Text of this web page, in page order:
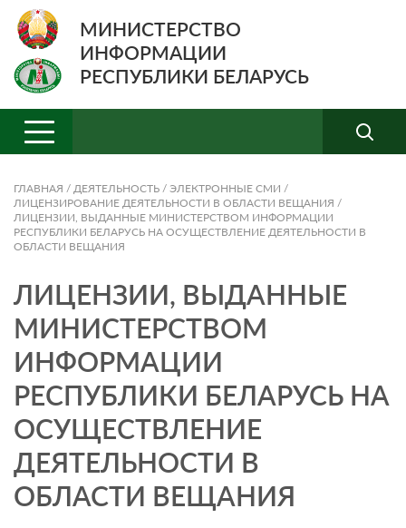
МИНИСТЕРСТВО
ИНФОРМАЦИИ
РЕСПУБЛИКИ БЕЛАРУСЬ
ГЛАВНАЯ / ДЕЯТЕЛЬНОСТЬ / ЭЛЕКТРОННЫЕ СМИ /
ЛИЦЕНЗИРОВАНИЕ ДЕЯТЕЛЬНОСТИ В ОБЛАСТИ ВЕЩАНИЯ /
ЛИЦЕНЗИИ, ВЫДАННЫЕ МИНИСТЕРСТВОМ ИНФОРМАЦИИ
РЕСПУБЛИКИ БЕЛАРУСЬ НА ОСУЩЕСТВЛЕНИЕ ДЕЯТЕЛЬНОСТИ В
ОБЛАСТИ ВЕЩАНИЯ
ЛИЦЕНЗИИ, ВЫДАННЫЕ
МИНИСТЕРСТВОМ
ИНФОРМАЦИИ
РЕСПУБЛИКИ БЕЛАРУСЬ НА
ОСУЩЕСТВЛЕНИЕ
ДЕЯТЕЛЬНОСТИ В
ОБЛАСТИ ВЕЩАНИЯ